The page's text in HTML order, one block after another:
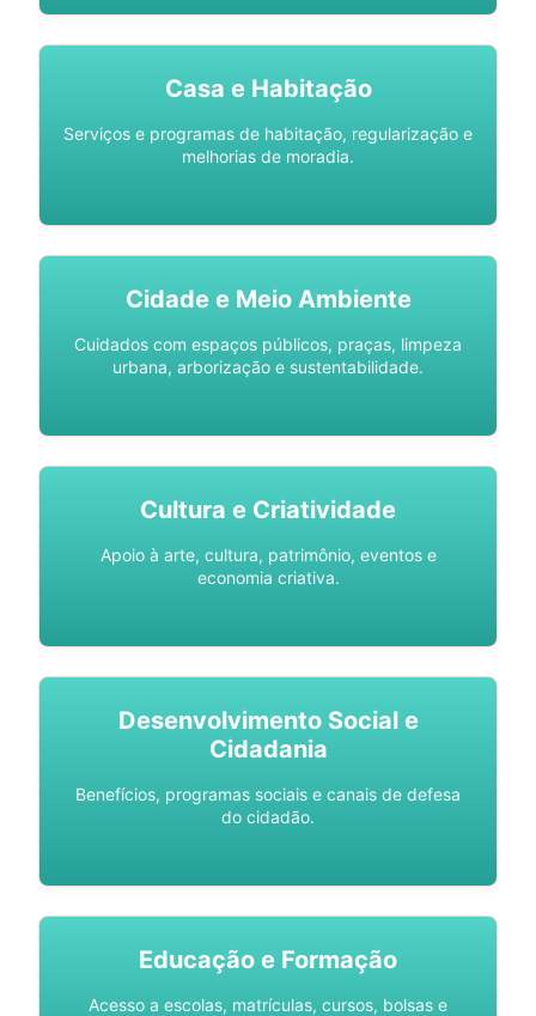
Casa e Habitação
Serviços e programas de habitação, regularização e
melhorias de moradia.
Cidade e Meio Ambiente
Cuidados com espaços públicos, praças, limpeza
urbana, arborização e sustentabilidade.
Cultura e Criatividade
Apoio à arte, cultura, patrimônio, eventos e
economia criativa.
Desenvolvimento Social e
Cidadania
Benefícios, programas sociais e canais de defesa
do cidadão.
Educação e Formação
Acesso a escolas, matrículas, cursos, bolsas e